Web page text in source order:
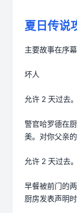
夏日传说
主要故事在序
坏人
允许 2 天过去。
警官哈罗德在
美。对你父亲
允许 2 天过去。
早餐被前门的
厨房发表声明